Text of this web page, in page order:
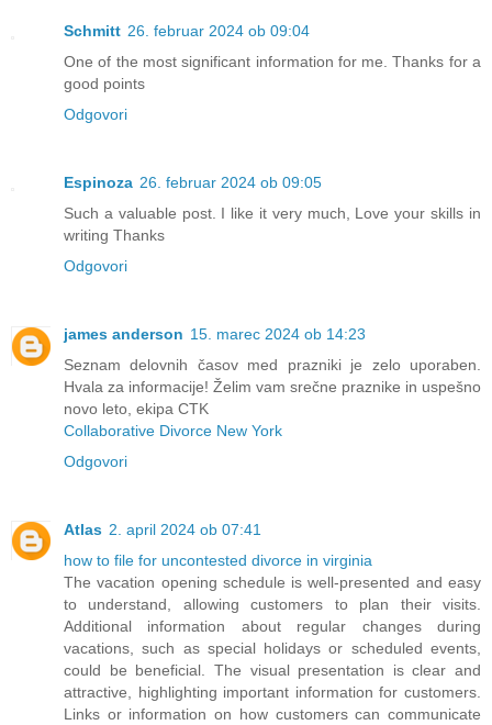
Schmitt 26. februar 2024 ob 09:04
One of the most significant information for me. Thanks for a
good points
Odgovori
Espinoza 26. februar 2024 ob 09:05
Such a valuable post. I like it very much, Love your skills in
writing Thanks
Odgovori
james anderson 15. marec 2024 ob 14:23
Seznam delovnih časov med prazniki je zelo uporaben.
Hvala za informacije! Želim vam srečne praznike in uspešno
novo leto, ekipa CTK
Collaborative Divorce New York
Odgovori
Atlas 2. april 2024 ob 07:41
how to file for uncontested divorce in virginia
The vacation opening schedule is well-presented and easy
to understand, allowing customers to plan their visits.
Additional information about regular changes during
vacations, such as special holidays or scheduled events,
could be beneficial. The visual presentation is clear and
attractive, highlighting important information for customers.
Links or information on how customers can communicate